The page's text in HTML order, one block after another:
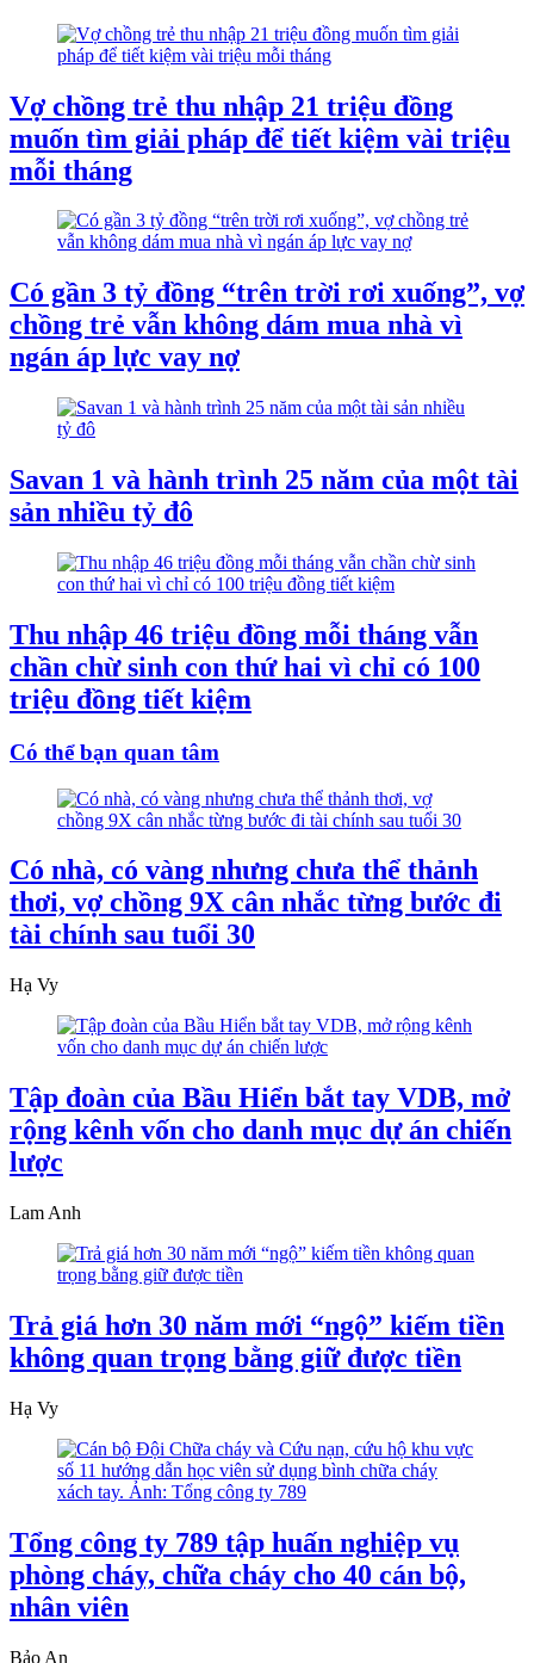
Vợ chồng trẻ thu nhập 21 triệu đồng
muốn tìm giải pháp để tiết kiệm vài triệu
mỗi tháng
Có gần 3 tỷ đồng “trên trời rơi xuống”, vợ
chồng trẻ vẫn không dám mua nhà vì
ngán áp lực vay nợ
Savan 1 và hành trình 25 năm của một tài
sản nhiều tỷ đô
Thu nhập 46 triệu đồng mỗi tháng vẫn
chần chừ sinh con thứ hai vì chỉ có 100
triệu đồng tiết kiệm
Có thể bạn quan tâm
Có nhà, có vàng nhưng chưa thể thảnh
thơi, vợ chồng 9X cân nhắc từng bước đi
tài chính sau tuổi 30
Hạ Vy
Tập đoàn của Bầu Hiển bắt tay VDB, mở
rộng kênh vốn cho danh mục dự án chiến
lược
Lam Anh
Trả giá hơn 30 năm mới “ngộ” kiếm tiền
không quan trọng bằng giữ được tiền
Hạ Vy
Tổng công ty 789 tập huấn nghiệp vụ
phòng cháy, chữa cháy cho 40 cán bộ,
nhân viên
Bảo An